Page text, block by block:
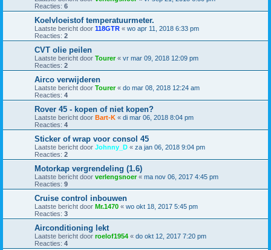
Reacties: 6
Koelvloeistof temperatuurmeter.
Laatste bericht door 118GTR « wo apr 11, 2018 6:33 pm
Reacties: 2
CVT olie peilen
Laatste bericht door Tourer« vr mar 09, 2018 12:09 pm
Reacties: 2
Airco verwijderen
Laatste bericht door Tourer« do mar 08, 2018 12:24 am
Reacties: 4
Rover 45 - kopen of niet kopen?
Laatste bericht door Bart-K « di mar 06, 2018 8:04 pm
Reacties: 4
Sticker of wrap voor consol 45
Laatste bericht door Johnny_D « za jan 06, 2018 9:04 pm
Reacties: 2
Motorkap vergrendeling (1.6)
Laatste bericht door verlengsnoer« ma nov 06, 2017 4:45 pm
Reacties: 9
Cruise control inbouwen
Laatste bericht door Mr.1470 « wo okt 18, 2017 5:45 pm
Reacties: 3
Airconditioning lekt
Laatste bericht door roelof1954 « do okt 12, 2017 7:20 pm
Reacties: 4